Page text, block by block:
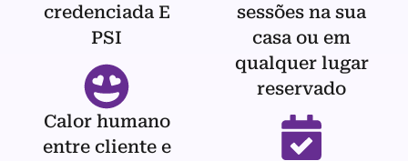
credenciada E
PSI
Calor humano
entre cliente e
sessões na sua
casa ou em
qualquer lugar
reservado